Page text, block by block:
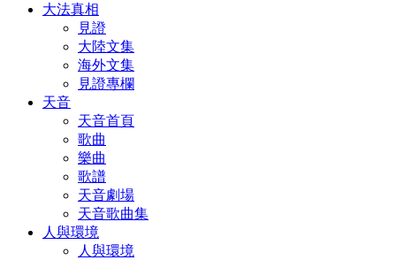
大法真相
見證
大陸文集
海外文集
見證專欄
天音
天音首頁
歌曲
樂曲
歌譜
天音劇場
天音歌曲集
人與環境
人與環境